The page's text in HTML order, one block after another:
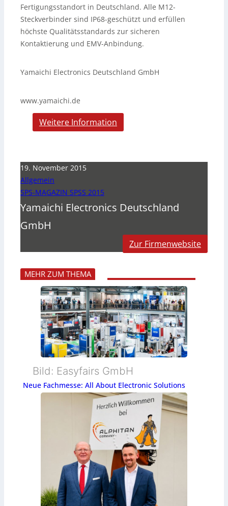
Fertigungsstandort in Deutschland. Alle M12-
Steckverbinder sind IP68-geschützt und erfüllen
höchste Qualitätsstandards zur sicheren
Kontaktierung und EMV-Anbindung.
Yamaichi Electronics Deutschland GmbH
www.yamaichi.de
Weitere Information
19. November 2015
Allgemein
SPS-MAGAZIN SPSS 2015
Yamaichi Electronics Deutschland
GmbH
Zur Firmenwebsite
MEHR ZUM THEMA
Bild: Easyfairs GmbH
Neue Fachmesse: All About Electronic Solutions